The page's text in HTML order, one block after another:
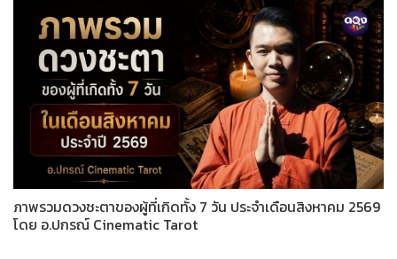
ภาพรวมดวงชะตาของผู้ที่เกิดทั้ง 7 วัน ประจำเดือนสิงหาคม 2569
โดย อ.ปกรณ์ Cinematic Tarot